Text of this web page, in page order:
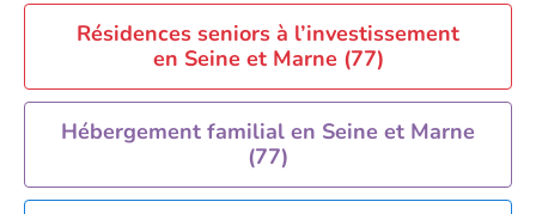
EHPAD Troyes
Recherche par ville
Résidences seniors à l’investissement
en Seine et Marne (77)
Hébergement familial en Seine et Marne
(77)